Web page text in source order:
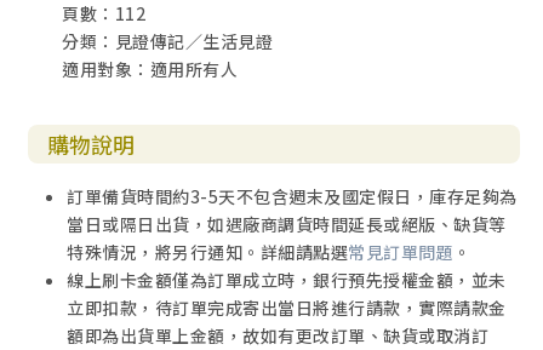
頁數：112
分類：見證傳記／生活見證
適用對象：適用所有人
購物說明
訂單備貨時間約3-5天不包含週末及國定假日，庫存足夠為
當日或隔日出貨，如遇廠商調貨時間延長或絕版、缺貨等
特殊情況，將另行通知。詳細請點選常見訂單問題 。
線上刷卡金額僅為訂單成立時，銀行預先授權金額，並未
立即扣款，待訂單完成寄出當日將進行請款，實際請款金
額即為出貨單上金額，故如有更改訂單、缺貨或取消訂